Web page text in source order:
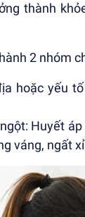
thành
2 nhóm
hoặc yếu
Huyết
váng, ngất